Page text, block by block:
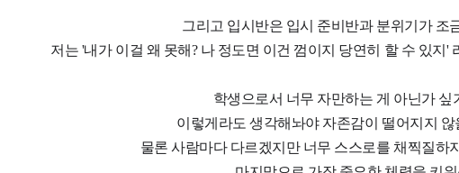
그리고 입시반은 입시 준비반과 분위기가 조
저는 '내가 이걸 왜 못해? 나 정도면 이건 껌이지 당연히 할 수 있지'
학생으로서 너무 자만하는 게 아닌가 싶
이렇게라도 생각해놔야 자존감이 떨어지지 않
물론 사람마다 다르겠지만 너무 스스로를 채찍질하